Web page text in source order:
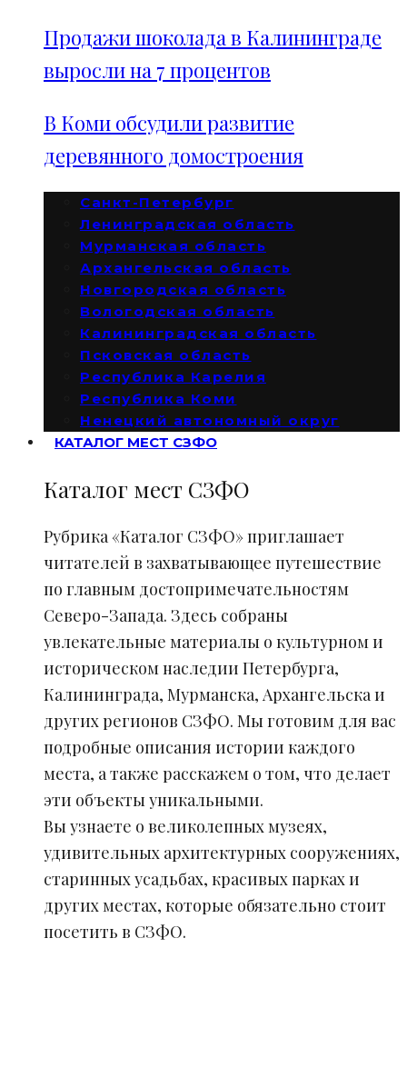
Продажи шоколада в Калининграде
выросли на 7 процентов
В Коми обсудили развитие
деревянного домостроения
Санкт-Петербург
Ленинградская область
Мурманская область
Архангельская область
Новгородская область
Вологодская область
Калининградская область
Псковская область
Республика Карелия
Республика Коми
Ненецкий автономный округ
КАТАЛОГ МЕСТ СЗФО
Каталог мест СЗФО
Рубрика «Каталог СЗФО» приглашает
читателей в захватывающее путешествие
по главным достопримечательностям
Северо-Запада. Здесь собраны
увлекательные материалы о культурном и
историческом наследии Петербурга,
Калининграда, Мурманска, Архангельска и
других регионов СЗФО. Мы готовим для вас
подробные описания истории каждого
места, а также расскажем о том, что делает
эти объекты уникальными.
Вы узнаете о великолепных музеях,
удивительных архитектурных сооружениях,
старинных усадьбах, красивых парках и
других местах, которые обязательно стоит
посетить в СЗФО.